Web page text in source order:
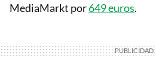
MediaMarkt por649 euros.